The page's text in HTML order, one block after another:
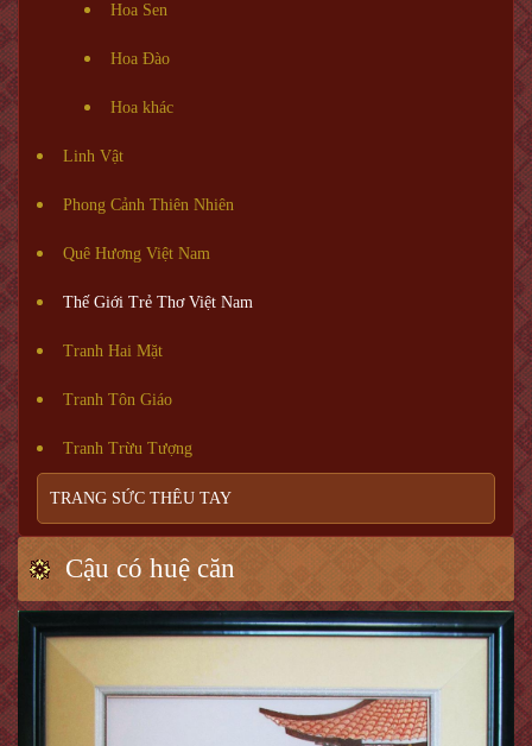
Hoa Sen
Hoa Đào
Hoa khác
Linh Vật
Phong Cảnh Thiên Nhiên
Quê Hương Việt Nam
Thế Giới Trẻ Thơ Việt Nam
Tranh Hai Mặt
Tranh Tôn Giáo
Tranh Trừu Tượng
TRANG SỨC THÊU TAY
Cậu có huệ căn